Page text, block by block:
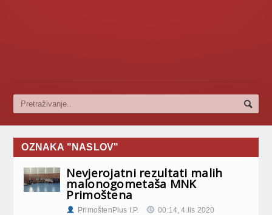
OZNAKA "NASLOV"
Nevjerojatni rezultati malih
malonogometaša MNK
Primoštena
PrimoštenPlus I.P. 00:14, 4.lis 2020